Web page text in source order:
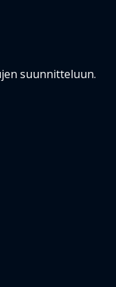
suunnitteluun.